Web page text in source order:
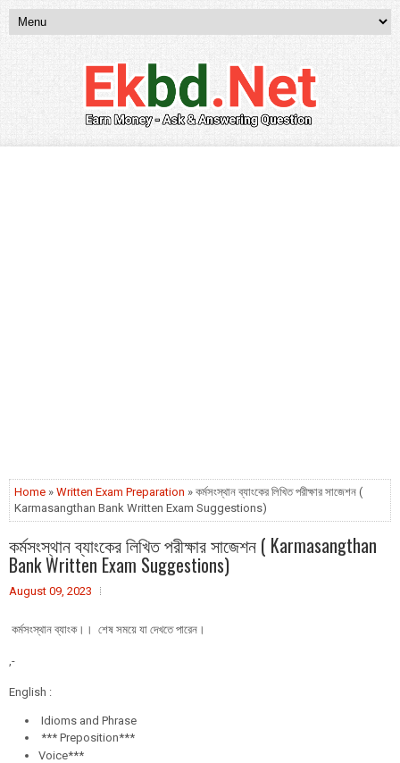
Home » Written Exam Preparation » কর্মসংস্থান ব্যাংকের লিখিত পরীক্ষার সাজেশন (
Karmasangthan Bank Written Exam Suggestions)
কর্মসংস্থান ব্যাংকের লিখিত পরীক্ষার সাজেশন ( Karmasangthan
Bank Written Exam Suggestions)
August 09, 2023
কর্মসংস্থান ব্যাংক।। শেষ সময়ে যা দেখতে পারেন।
,-
English :
Idioms and Phrase
*** Preposition***
Voice***